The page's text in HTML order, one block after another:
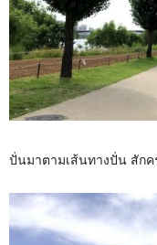
ปั่นมาตามเส้นทางปั่น สักค